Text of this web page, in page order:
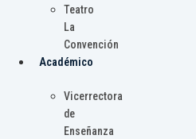
Teatro
La
Convención
Académico
Vicerrectora
de
Enseñanza